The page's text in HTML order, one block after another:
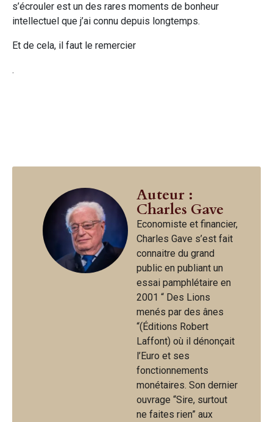
s’écrouler est un des rares moments de bonheur
intellectuel que j’ai connu depuis longtemps.
Et de cela, il faut le remercier
.
Auteur :
Charles Gave
Economiste et financier,
Charles Gave s’est fait
connaitre du grand
public en publiant un
essai pamphlétaire en
2001 “ Des Lions
menés par des ânes
“(Éditions Robert
Laffont) où il dénonçait
l’Euro et ses
fonctionnements
monétaires. Son dernier
ouvrage “Sire, surtout
ne faites rien” aux